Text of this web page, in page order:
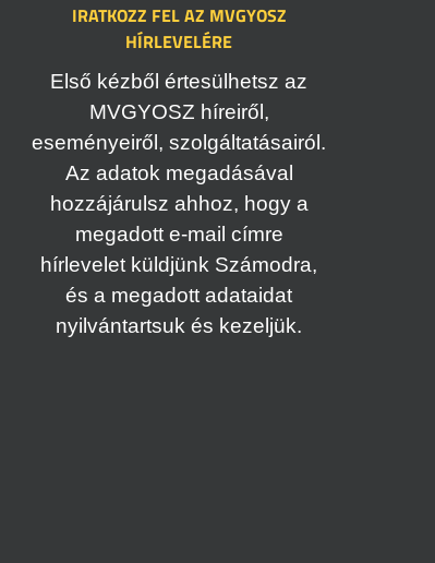
IRATKOZZ FEL AZ MVGYOSZ
HÍRLEVELÉRE
Első kézből értesülhetsz az
MVGYOSZ híreiről,
eseményeiről, szolgáltatásairól.
Az adatok megadásával
hozzájárulsz ahhoz, hogy a
megadott e-mail címre
hírlevelet küldjünk Számodra,
és a megadott adataidat
nyilvántartsuk és kezeljük.